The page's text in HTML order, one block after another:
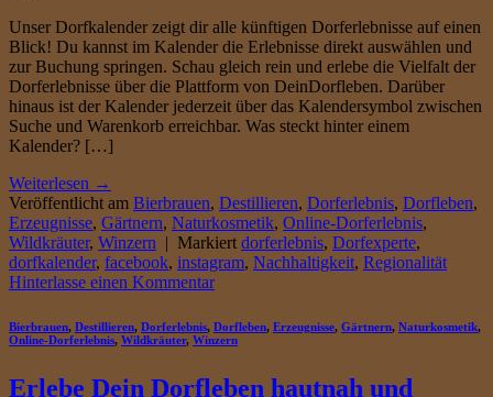
Unser Dorfkalender zeigt dir alle künftigen Dorferlebnisse auf einen
Blick! Du kannst im Kalender die Erlebnisse direkt auswählen und
zur Buchung springen. Schau gleich rein und erlebe die Vielfalt der
Dorferlebnisse über die Plattform von DeinDorfleben. Darüber
hinaus ist der Kalender jederzeit über das Kalendersymbol zwischen
Suche und Warenkorb erreichbar. Was steckt hinter einem
Kalender? […]
Weiterlesen →
Veröffentlicht am Bierbrauen, Destillieren, Dorferlebnis, Dorfleben,
Erzeugnisse, Gärtnern, Naturkosmetik, Online-Dorferlebnis,
Wildkräuter, Winzern | Markiert dorferlebnis, Dorfexperte,
dorfkalender, facebook, instagram, Nachhaltigkeit, Regionalität
Hinterlasse einen Kommentar
Bierbrauen, Destillieren, Dorferlebnis, Dorfleben, Erzeugnisse, Gärtnern, Naturkosmetik,
Online-Dorferlebnis, Wildkräuter, Winzern
Erlebe Dein Dorfleben hautnah und